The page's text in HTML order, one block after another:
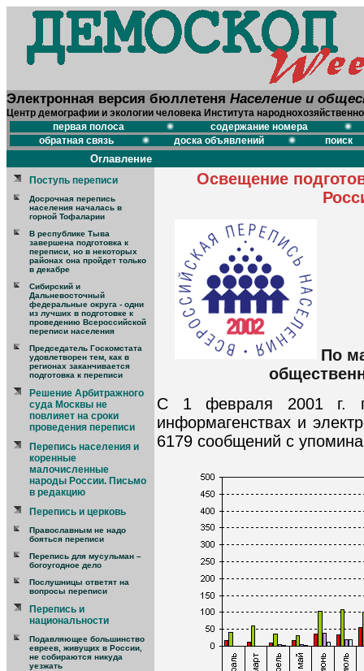
Электронная версия бюллетеня Население и
Центр демографии и экологии человека Института
первая полоса
содержание номера
обратная связь
доска объявлений поиск
Оглавление
Поступь переписи
Досрочная перепись
населения началась в
горной Тофаларии
В республике Тыва
завершена подготовка к
переписи, но в некоторых
районах она пройдет только
в декабре
Сибирский и
Дальневосточный
федеральные округа - одни
из лучших в подготовке к
проведению Всероссийской
переписи населения
Председатель Госкомстата
удовлетворен тем, как в
регионах заканчивается
подготовка к переписи
Решение Арбитражного
суда Москвы не
повлияет на сроки
проведения переписи
Перепись населения и
коренные
малочисленные
народы России. Письмо
в редакцию
Перепись и церковь
Православным не надо
бояться переписи
Перепись для мусульман –
богоугодное дело
Послушницы ответят на
вопросы переписи
Перепись и
национальности
Подавляющее большинство
евреев, живущих в России,
не собираются никуда
уезжать
Освещение
По
С 1 февраля 2001 г.
информагенствах и
6179 сообщений с